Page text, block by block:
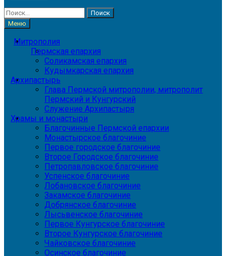
Найти:
Меню
Митрополия
Пермская епархия
Соликамская епархия
Кудымкарская епархия
Архипастырь
Глава Пермской митрополии, митрополит
Пермский и Кунгурский
Служение Архипастыря
Храмы и монастыри
Благочинные Пермской епархии
Монастырское благочиние
Первое городское благочиние
Второе Городское благочиние
Петропавловское благочиние
Успенское благочиние
Лобановское благочиние
Закамское благочиние
Добрянское благочиние
Лысьвенское благочиние
Первое Кунгурское благочиние
Второе Кунгурское благочиние
Чайковское благочиние
Осинское благочиние